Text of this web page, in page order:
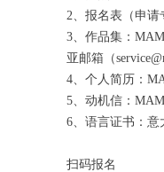
2、报名表（申请
3、作品集：
亚邮箱（
4、个人简历：
5、动机信：
6、语言证书：意
扫码报名